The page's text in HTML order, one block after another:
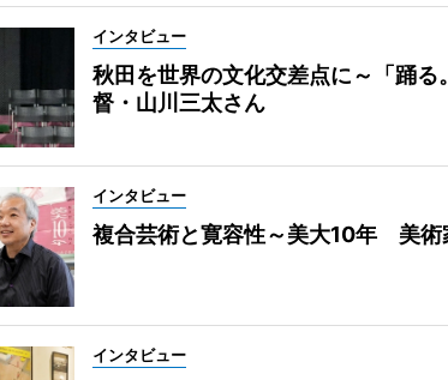
インタビュー
秋田を世界の文化交差点に～「踊る
督・山川三太さん
インタビュー
複合芸術と寛容性～美大10年 美術
インタビュー